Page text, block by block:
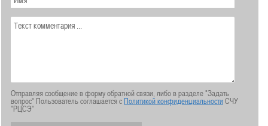
Отправляя сообщение в форму обратной связи, либо в разделе "Задать
вопрос" Пользователь соглашается сПолитикой конфиденциальностиСЧУ
"РЦСЭ"